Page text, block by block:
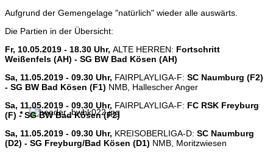
Aufgrund der Gemengelage "natürlich" wieder alle auswärts.
Die Partien in der Übersicht:
Fr, 10.05.2019 - 18.30 Uhr, ALTE HERREN: Fortschritt
Weißenfels (AH) - SG BW Bad Kösen (AH)
Sa, 11.05.2019 - 09.30 Uhr, FAIRPLAYLIGA-F: SC Naumburg (F2)
- SG BW Bad Kösen (F1) NMB, Hallescher Anger
Sa, 11.05.2019 - 09.30 Uhr, FAIRPLAYLIGA-F: FC RSK Freyburg
(F) - SG BW Bad Kösen (F2)
Sa, 11.05.2019 - 09.30 Uhr, KREISOBERLIGA-D: SC Naumburg
(D2) - SG Freyburg/Bad Kösen (D1) NMB, Moritzwiesen